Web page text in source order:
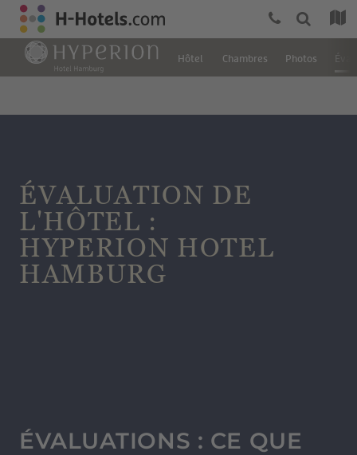
Hôtel Chambres Photos
ÉVALUATION DE
L'HÔTEL :
HYPERION HOTEL
HAMBURG
ÉVALUATIONS : CE QUE